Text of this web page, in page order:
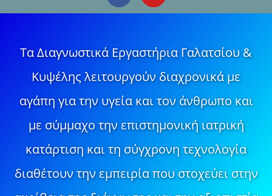
Τα Διαγνωστικά Εργαστήρια Γαλατσίου &
Κυψέλης λειτουργούν διαχρονικά με
αγάπη για την υγεία και τον άνθρωπο και
με σύμμαχο την επιστημονική ιατρική
κατάρτιση και τη σύγχρονη τεχνολογία
διαθέτουν την εμπειρία που στοχεύει στην